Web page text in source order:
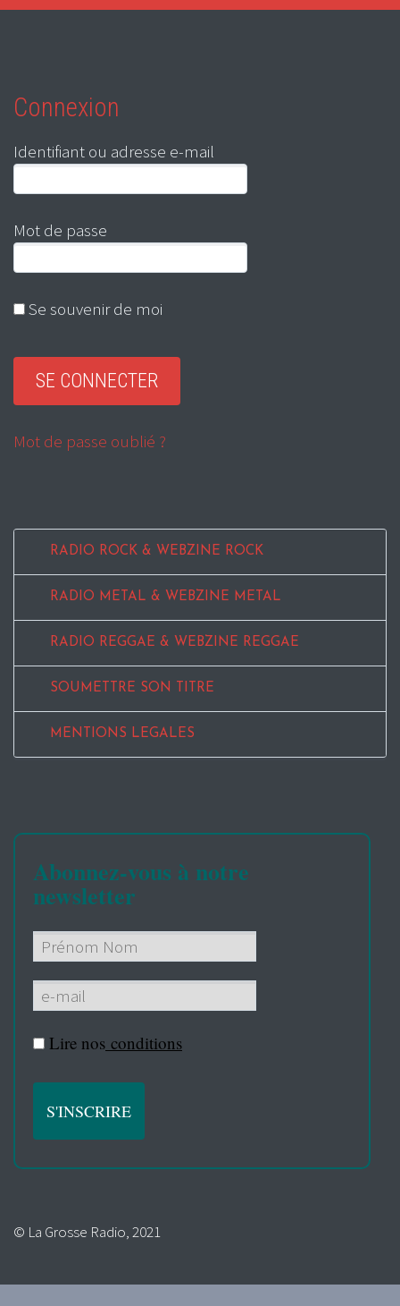
Connexion
Identifiant ou adresse e-mail
Mot de passe
Se souvenir de moi
Mot de passe oublié ?
RADIO ROCK & WEBZINE ROCK
RADIO METAL & WEBZINE METAL
RADIO REGGAE & WEBZINE REGGAE
SOUMETTRE SON TITRE
MENTIONS LEGALES
Abonnez-vous à notre
newsletter
Lire nos conditions
© La Grosse Radio, 2021